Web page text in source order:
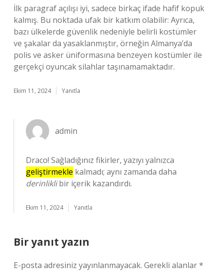
İlk paragraf açılışı iyi, sadece birkaç ifade hafif kopuk
kalmış. Bu noktada ufak bir katkım olabilir: Ayrıca,
bazı ülkelerde güvenlik nedeniyle belirli kostümler
ve şakalar da yasaklanmıştır, örneğin Almanya’da
polis ve asker üniformasına benzeyen kostümler ile
gerçekçi oyuncak silahlar taşınamamaktadır.
Ekim 11, 2024 Yanıtla
admin
Draco! Sağladığınız fikirler, yazıyı yalnızca
geliştirmekle kalmadı; aynı zamanda daha
derinliklibir içerik kazandırdı.
Ekim 11, 2024 Yanıtla
Bir yanıt yazın
E-posta adresiniz yayınlanmayacak. Gerekli alanlar*